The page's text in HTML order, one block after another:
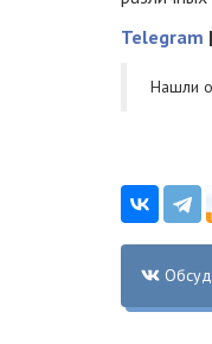
Telegram |
Нашли